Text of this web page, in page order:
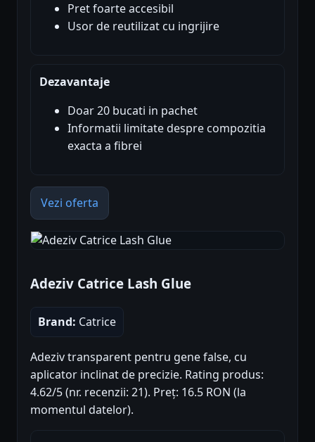
Pret foarte accesibil
Usor de reutilizat cu ingrijire
Dezavantaje
Doar 20 bucati in pachet
Informatii limitate despre compozitia
exacta a fibrei
Vezi oferta
Adeziv Catrice Lash Glue
Brand: Catrice
Adeziv transparent pentru gene false, cu
aplicator inclinat de precizie. Rating produs:
4.62/5 (nr. recenzii: 21). Preț: 16.5 RON (la
momentul datelor).